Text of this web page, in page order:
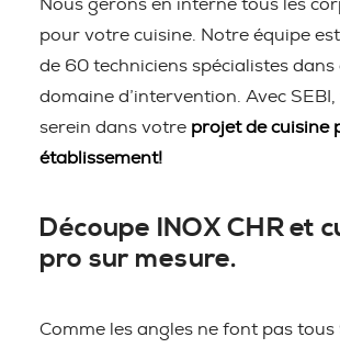
Nous gérons en interne tous les
pour votre cuisine. Notre équipe
de 60 techniciens spécialistes dans
domaine d’intervention. Avec
serein dans votre projet de cuisine
établissement!
Découpe INOX CHR et
pro sur mesure.
Comme les angles ne font pas tous